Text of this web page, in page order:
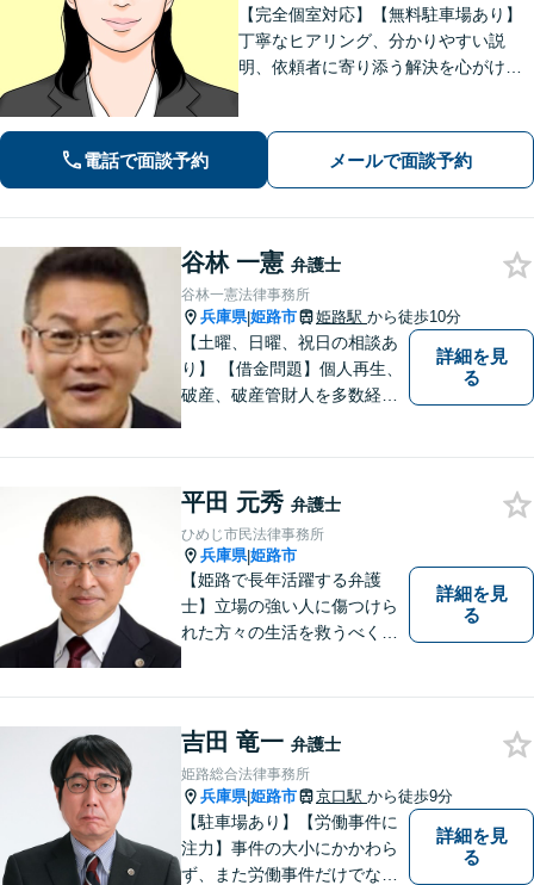
【完全個室対応】【無料駐車場あり】
丁寧なヒアリング、分かりやすい説
明、依頼者に寄り添う解決を心がけて
し、賃料請求、区分所有等）に関する
問題についてもご相談下さい。
電話で面談予約 メールで面談予約
谷林 一憲 弁護士
谷林一憲法律事務所
兵庫県|姫路市 姫路駅 から徒歩10分
【土曜、日曜、祝日の相談あ
り】 【借金問題】個人再生、
破産、破産管財人を多数経
す。 【交通事故】後遺障害の
認定を獲得した事案を多数経
験。
詳細を見
る
平田 元秀 弁護士
ひめじ市民法律事務所
兵庫県|姫路市
【姫路で長年活躍する弁護
士】立場の強い人に傷つけら
れた方々の生活を救うべく、
もご相談ください。二人三脚
で平穏な生活を取り戻しまし
ょう。【Zoom・電話相談O
K】
詳細を見
る
吉田 竜一 弁護士
姫路総合法律事務所
兵庫県|姫路市 京口駅 から徒歩9分
【駐車場あり】【労働事件に
注力】事件の大小にかかわら
ず、また労働事件だけでなく
詳細を見
る